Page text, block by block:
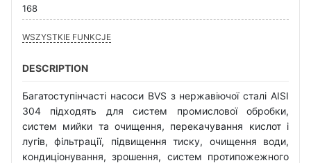
168
WSZYSTKIE FUNKCJE
DESCRIPTION
Багатоступінчасті насоси BVS з нержавіючої сталі AISI
304 підходять для систем промислової обробки,
систем мийки та очищення, перекачування кислот і
лугів, фільтрації, підвищення тиску, очищення води,
кондиціонування, зрошення, систем протипожежного